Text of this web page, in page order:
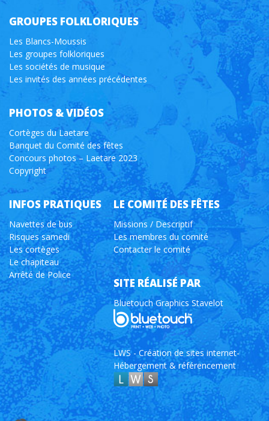
GROUPES FOLKLORIQUES
Les Blancs-Moussis
Les groupes folkloriques
Les sociétés de musique
Les invités des années précédentes
PHOTOS & VIDÉOS
Cortèges du Laetare
Banquet du Comité des fêtes
Concours photos – Laetare 2023
Copyright
INFOS PRATIQUES
Navettes de bus
Risques samedi
Les cortèges
Le chapiteau
Arrêté de Police
LE COMITÉ DES FÊTES
Missions / Descriptif
Les membres du comité
Contacter le comité
SITE RÉALISÉ PAR
Bluetouch Graphics Stavelot
LWS - Création de sites internet-
Hébergement & référencement